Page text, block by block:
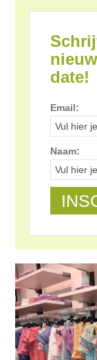
date!
Email:
Naam: